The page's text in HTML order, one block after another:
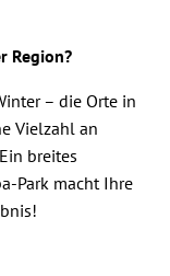
Region?
– die Orte in
Vielzahl an
breites
Park macht Ihre